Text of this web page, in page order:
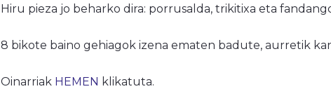
Hiru pieza jo beharko dira: porrusalda, trikitixa eta
8 bikote baino gehiagok izena ematen badute, aurretik
Oinarriak HEMEN klikatuta.